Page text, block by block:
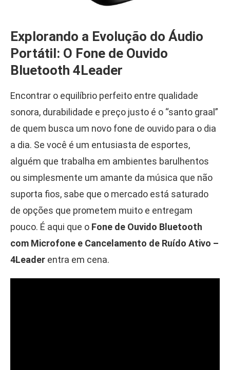
Explorando a Evolução do Áudio
Portátil: O Fone de Ouvido
Bluetooth 4Leader
Encontrar o equilíbrio perfeito entre qualidade
sonora, durabilidade e preço justo é o “santo graal”
de quem busca um novo fone de ouvido para o dia
a dia. Se você é um entusiasta de esportes,
alguém que trabalha em ambientes barulhentos
ou simplesmente um amante da música que não
suporta fios, sabe que o mercado está saturado
de opções que prometem muito e entregam
pouco. É aqui que o Fone de Ouvido Bluetooth
com Microfone e Cancelamento de Ruído Ativo –
4Leader entra em cena.